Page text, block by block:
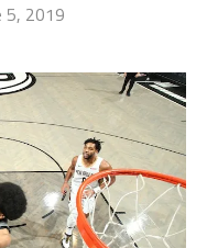
5, 2019